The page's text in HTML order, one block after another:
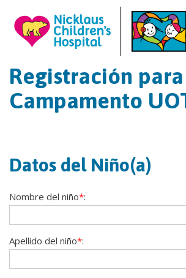
Registración
Campamento
Datos del Niño(a)
Nombre del niño*:
Apellido del niño*: